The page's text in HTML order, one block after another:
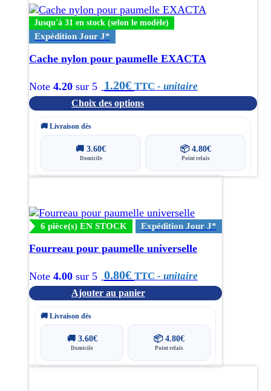
Jusqu'à 31 en stock (selon le modèle)
Expédition Jour J*
Cache nylon pour paumelle EXACTA
Note 4.20 sur 5 1.20€ TTC - unitaire
Choix des options
peuvent
être
choisies
sur
la
du
produit
🚚 Livraison dès
🚚3.60€
Domicile
📦 4.80€
Point relais
6 pièce(s) EN STOCK Expédition Jour J*
Fourreau pour paumelle universelle
Note 4.00 sur 5 0.80€ TTC - unitaire
Ajouter au panier
🚚 Livraison dès
🚚 3.60€
Domicile
📦 4.80€
Point relais